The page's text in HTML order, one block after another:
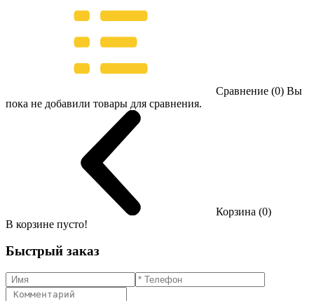
Сравнение (0) Вы
пока не добавили товары для сравнения.
Корзина (0)
В корзине пусто!
Быстрый заказ